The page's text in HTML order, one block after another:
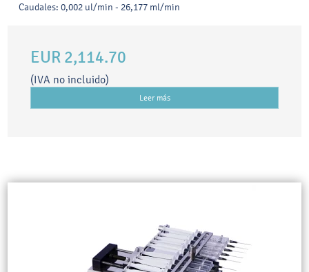
Caudales: 0,002 ul/min - 26,177 ml/min
EUR 2,114.70
(IVA no incluido)
Leer más